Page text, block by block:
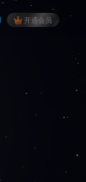
开通会员